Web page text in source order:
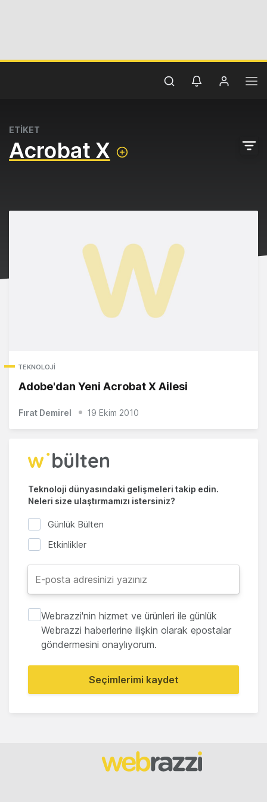
ETİKET
Acrobat X
TEKNOLOJI
Adobe'dan Yeni Acrobat X Ailesi
Fırat Demirel 19 Ekim 2010
Teknoloji dünyasındaki gelişmeleri takip edin.
Neleri size ulaştırmamızı istersiniz?
Günlük Bülten
Etkinlikler
Webrazzi'nin hizmet ve ürünleri ile günlük
Webrazzi haberlerine ilişkin olarak epostalar
göndermesini onaylıyorum.
Seçimlerimi kaydet